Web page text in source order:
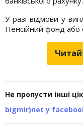
У разі відмови у
Пенсійний фонд або
Не пропусти інші
bigmir)net у